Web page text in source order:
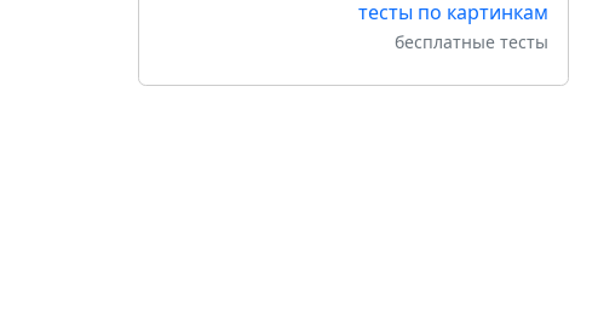
тесты по картинкам
бесплатные тесты